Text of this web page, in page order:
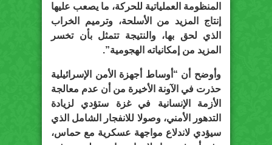
المنظومة العملياتية للحركة، ما يصعب عليها
إنتاج المزيد من الأسلحة، وترميم الخراب
الذي لحق بها، والنتيجة تتمثل بأن تخسر
المزيد من إمكانياته الهجومية”.
وأوضح أن “أوساط أجهزة الأمن الإسرائيلية
حذرت في الآونة الأخيرة من أن عدم معالجة
الأزمة الإنسانية في غزة ستؤدي لزيادة
التدهور الأمني، وصولا للانفجار الشامل الذي
سيؤدي لاندلاع مواجهة عسكرية مع حماس،